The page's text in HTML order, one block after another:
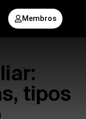
Membros
tipos